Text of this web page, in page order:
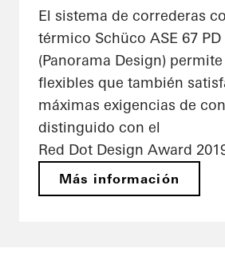
El sistema de correderas
térmico Schüco ASE 67 PD
(Panorama Design)
flexibles que también
máximas exigencias de
distinguido con el
Red Dot Design Award
Más información